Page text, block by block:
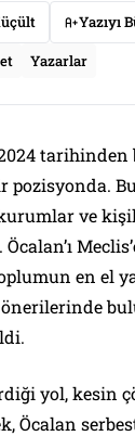
Yazıyı
Yazarlar
pozisyonda.
ve
en el
yol, kesin
Öcalan